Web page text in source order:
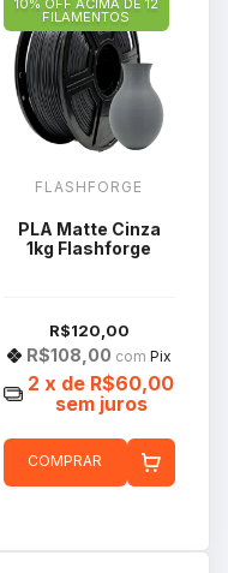
10% OFF ACIMA DE 12
FILAMENTOS
FLASHFORGE
PLA Matte Cinza
1kg Flashforge
R$120,00
R$108,00 com Pix
2 x de R$60,00
sem juros
COMPRAR